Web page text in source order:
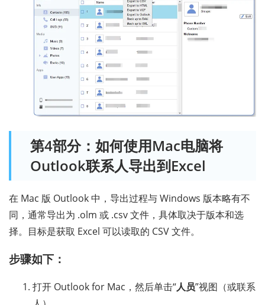
第4部分：如何使用Mac电脑将
Outlook联系人导出到Excel
在 Mac 版 Outlook 中，导出过程与 Windows 版本略有不
同，通常导出为 .olm 或 .csv 文件，具体取决于版本和选
择。目标是获取 Excel 可以读取的 CSV 文件。
步骤如下：
打开 Outlook for Mac，然后单击“人员”视图（或联系